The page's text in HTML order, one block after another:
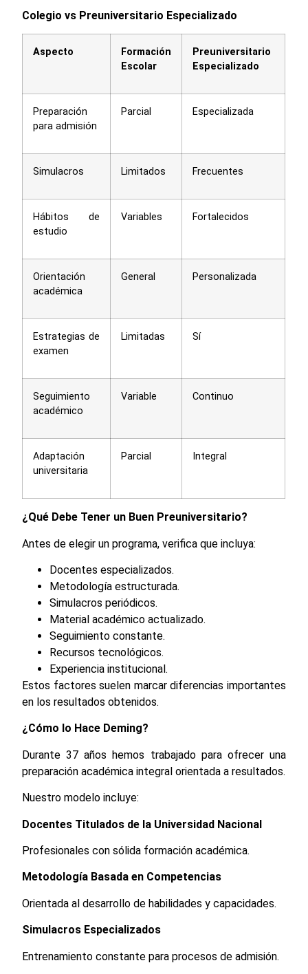
Colegio vs Preuniversitario Especializado
Aspecto
Formación
Escolar
Preuniversitario
Especializado
Preparación
para admisión
Parcial Especializada
Simulacros Limitados Frecuentes
Hábitos de
estudio
Variables Fortalecidos
Orientación
académica
General Personalizada
Estrategias de
examen
Limitadas Sí
Seguimiento
académico
Variable Continuo
Adaptación
universitaria
Parcial Integral
¿Qué Debe Tener un Buen Preuniversitario?
Antes de elegir un programa, verifica que incluya:
Docentes especializados.
Metodología estructurada.
Simulacros periódicos.
Material académico actualizado.
Seguimiento constante.
Recursos tecnológicos.
Experiencia institucional.
Estos factores suelen marcar diferencias importantes
en los resultados obtenidos.
¿Cómo lo Hace Deming?
Durante 37 años hemos trabajado para ofrecer una
preparación académica integral orientada a resultados.
Nuestro modelo incluye:
Docentes Titulados de la Universidad Nacional
Profesionales con sólida formación académica.
Metodología Basada en Competencias
Orientada al desarrollo de habilidades y capacidades.
Simulacros Especializados
Entrenamiento constante para procesos de admisión.